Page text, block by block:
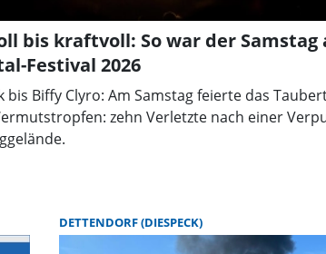
bis kraftvoll: So war der Samstag
Festival 2026
bis Biffy Clyro: Am Samstag feierte das
zehn Verletzte nach einer
DETTENDORF (DIESPECK)